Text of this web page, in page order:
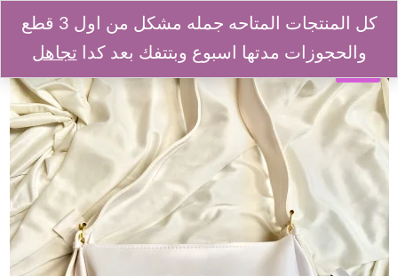
كل المنتجات المتاحه جمله مشكل من اول 3 قطع
والحجوزات مدتها اسبوع وبتتفك بعد كدا تجاهل